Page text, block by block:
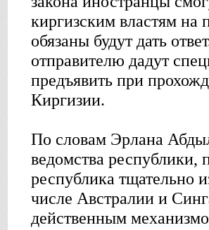
киргизским властям на
обязаны будут дать
отправителю дадут
предъявить при
Киргизии.
По словам Эрлана
ведомства республики,
республика тщательно
числе Австралии и
действенным